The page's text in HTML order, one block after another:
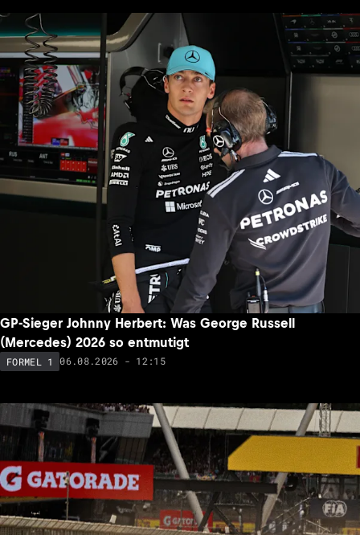
GP-Sieger Johnny Herbert: Was George Russell
(Mercedes) 2026 so entmutigt
FORMEL 1 06.08.2026 - 12:15